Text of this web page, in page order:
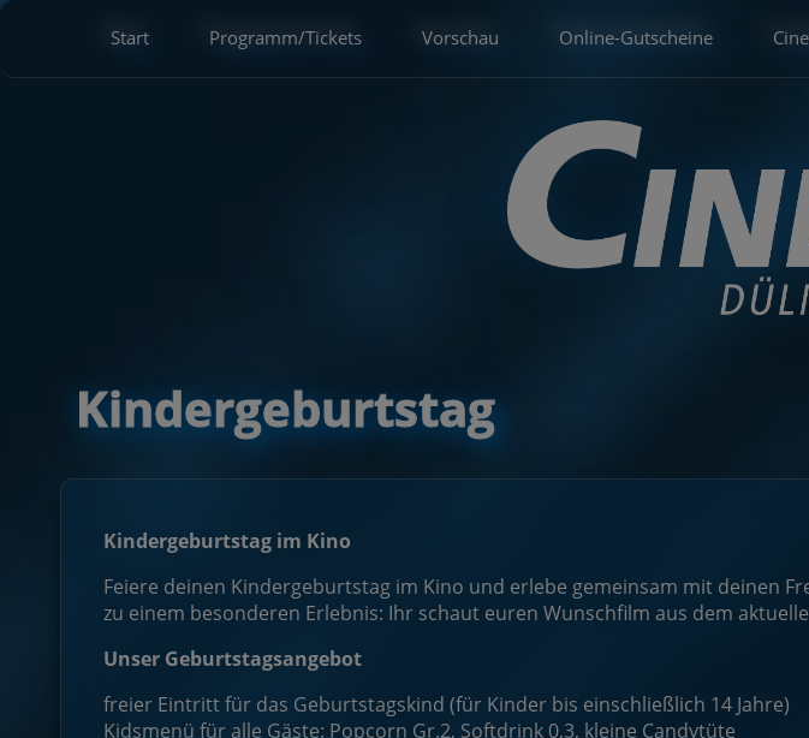
Start Programm/Tickets Vorschau Online-Gutscheine
Kindergeburtstag
Kindergeburtstag im Kino
Feiere deinen Kindergeburtstag im Kino und erlebe gemeinsam mit deinen
zu einem besonderen Erlebnis: Ihr schaut euren Wunschfilm aus dem
Unser Geburtstagsangebot
freier Eintritt für das Geburtstagskind (für Kinder bis einschließlich 14 Jahre)
Kidsmenü für alle Gäste: Popcorn Gr.2, Softdrink 0,3, kleine Candytüte